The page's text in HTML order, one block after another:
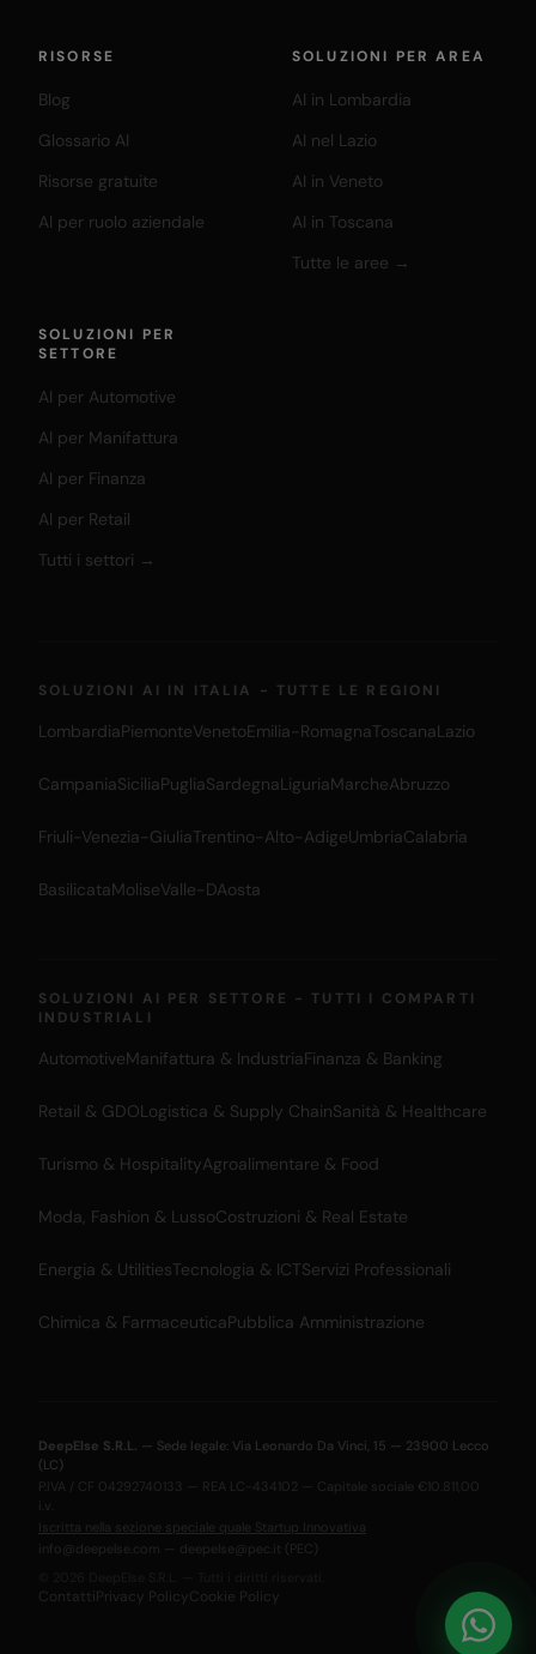
RISORSE
Blog
Glossario AI
Risorse gratuite
AI per ruolo aziendale
SOLUZIONI PER AREA
AI in Lombardia
AI nel Lazio
AI in Veneto
AI in Toscana
Tutte le aree →
SOLUZIONI PER
SETTORE
AI per Automotive
AI per Manifattura
AI per Finanza
AI per Retail
Tutti i settori →
SOLUZIONI AI IN ITALIA - TUTTE LE REGIONI
LombardiaPiemonteVenetoEmilia-RomagnaToscanaLazio
CampaniaSiciliaPugliaSardegnaLiguriaMarcheAbruzzo
Friuli-Venezia-GiuliaTrentino-Alto-AdigeUmbriaCalabria
BasilicataMoliseValle-DAosta
SOLUZIONI AI PER SETTORE - TUTTI I COMPARTI
INDUSTRIALI
AutomotiveManifattura & IndustriaFinanza & Banking
Retail & GDOLogistica & Supply ChainSanità & Healthcare
Turismo & HospitalityAgroalimentare & Food
Moda, Fashion & LussoCostruzioni & Real Estate
Energia & UtilitiesTecnologia & ICTServizi Professionali
Chimica & FarmaceuticaPubblica Amministrazione
DeepElse S.R.L. — Sede legale: Via Leonardo Da Vinci, 15 — 23900 Lecco
(LC)
P.IVA / CF 04292740133 — REA LC-434102 — Capitale sociale €10.811,00
i.v.
Iscritta nella sezione speciale quale Startup Innovativa
info@deepelse.com
deepelse@pec.it
(PEC)
ContattiPrivacy Policy Cookie Policy